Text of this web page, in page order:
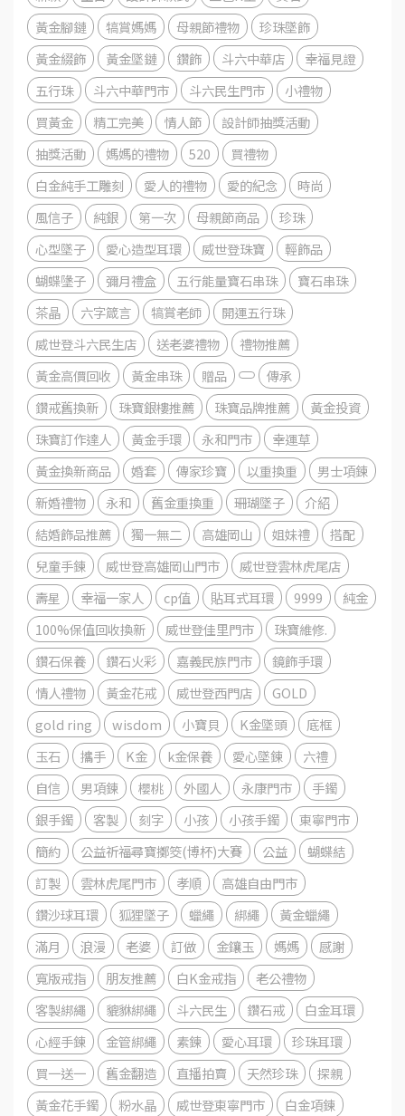
黃金腳鏈
犒賞媽媽 母親節禮物
珍珠墜飾
黃金綴飾
黃金墜鏈 鑽飾 斗六中華店
幸福見證
五行珠
斗六中華門市 斗六民生門市
小禮物
買黃金
精工完美 情人節
設計師抽獎活動
抽獎活動
媽媽的禮物 520
買禮物
白金純手工雕刻
愛人的禮物 愛的紀念
時尚
風信子
純銀 第一次 母親節商品
珍珠
心型墜子
愛心造型耳環 威世登珠寶
輕飾品
蝴蝶墬子
彌月禮盒 五行能量寶石串珠
寶石串珠
茶晶
六字箴言 犒賞老師
開運五行珠
威世登斗六民生店
送老婆禮物
禮物推薦
黃金高價回收
黃金串珠 贈品
傳承
鑽戒舊換新
珠寶銀樓推薦 珠寶品牌推薦
黃金投資
珠寶訂作達人
黃金手環 永和門市
幸運草
黃金換新商品
婚套 傳家珍寶 以重換重
男士項鍊
新婚禮物
永和 舊金重換重 珊瑚墜子
介紹
結婚飾品推薦
獨一無二 高雄岡山 姐妹禮
搭配
兒童手鍊
威世登高雄岡山門市
威世登雲林虎尾店
壽星
幸福一家人 cp值 貼耳式耳環 9999
純金
100%保值回收換新
威世登佳里門市
珠寶維修.
鑽石保養
鑽石火彩 嘉義民族門市
鏡飾手環
情人禮物
黃金花戒 威世登西門店
GOLD
gold ring
wisdom 小寶貝 K金墜頭
底框
玉石
攜手 K金 k金保養 愛心墜鍊
六禮
自信
男項鍊 櫻桃 外國人 永康門市
手鐲
銀手鐲
客製 刻字 小孩 小孩手鐲
東寧門市
簡約
公益祈福尋寶擲筊(博杯)大賽 公益
蝴蝶結
訂製
雲林虎尾門市 孝順
高雄自由門市
鑽沙球耳環
狐狸墜子 蠟繩 綁繩
黃金蠟繩
滿月
浪漫 老婆 訂做 金鑲玉 媽媽
感謝
寬版戒指
朋友推薦 白K金戒指
老公禮物
客製綁繩
貔貅綁繩 斗六民生 鑽石戒
白金耳環
心經手鍊
金管綁繩 素鍊 愛心耳環
珍珠耳環
買一送一
舊金翻造 直播拍賣 天然珍珠
探親
黃金花手鐲
粉水晶 威世登東寧門市
白金項鍊